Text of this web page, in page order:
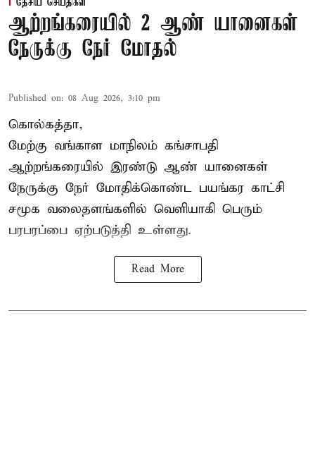
தேசிய செய்திகள்
ஆற்றங்கரையில் 2 ஆண் யானைகள்
நேருக்கு நேர் மோதல்
Published on: 08 Aug 2026, 3:10 pm
கொல்கத்தா,
மேற்கு வங்காள மாநிலம் கங்சாபதி
ஆற்றங்கரையில் இரண்டு ஆண் யானைகள்
நேருக்கு நேர் மோதிக்கொண்ட பயங்கர காட்சி
சமூக வலைதளங்களில் வெளியாகி பெரும்
பரபரப்பை ஏற்படுத்தி உள்ளது.
Read More